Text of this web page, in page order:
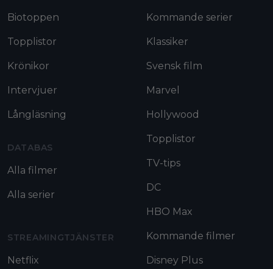
Biotoppen
Topplistor
Krönikor
Intervjuer
Långläsning
DATABAS
Alla filmer
Alla serier
STREAMINGTJÄNSTER
Netflix
Kommande serier
Klassiker
Svensk film
Marvel
Hollywood
Topplistor
TV-tips
DC
HBO Max
Kommande filmer
Disney Plus